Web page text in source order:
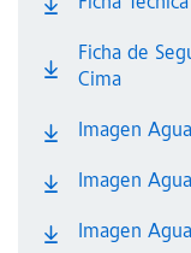
Ficha de
Cima
Imagen
Imagen
Imagen